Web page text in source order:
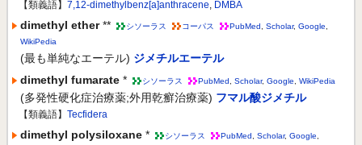
【類義語】 7,12-dimethylbenz[a]anthracene, DMBA
dimethyl ether ** シソーラス コーパス PubMed Scholar, Google
WikiPedia
(最も単純なエーテル) ジメチルエーテル
dimethyl fumarate * シソーラス PubMed Scholar, Google WikiPedia
(多発性硬化症治療薬;外用乾癬治療薬) フマル酸ジメチル
【類義語】 Tecfidera
dimethyl polysiloxane * シソーラス PubMed Scholar, Google